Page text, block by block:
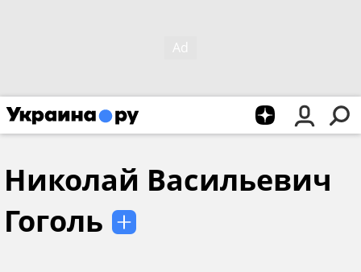
Николай Васильевич
Гоголь